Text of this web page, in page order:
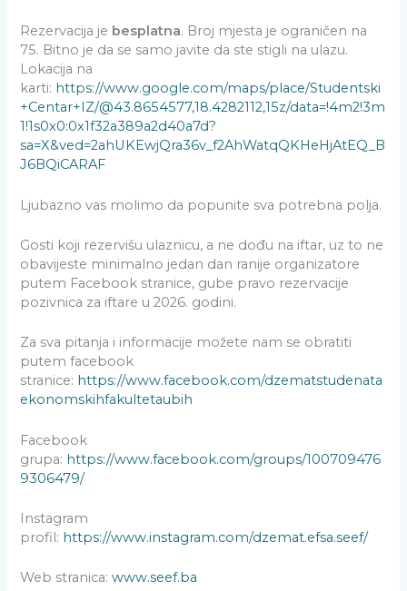
Rezervacija je besplatna. Broj mjesta je ograničen na
75. Bitno je da se samo javite da ste stigli na ulazu.
Lokacija na
karti: https://www.google.com/maps/place/Studentski
+Centar+IZ/@43.8654577,18.4282112,15z/data=!4m2!3m
1!1s0x0:0x1f32a389a2d40a7d?
sa=X&ved=2ahUKEwjQra36v_f2AhWatqQKHeHjAtEQ_B
J6BQiCARAF
Ljubazno vas molimo da popunite sva potrebna polja.
Gosti koji rezervišu ulaznicu, a ne dođu na iftar, uz to ne
obavijeste minimalno jedan dan ranije organizatore
putem Facebook stranice, gube pravo rezervacije
pozivnica za iftare u 2026. godini.
Za sva pitanja i informacije možete nam se obratiti
putem facebook
stranice: https://www.facebook.com/dzematstudenata
ekonomskihfakultetaubih
Facebook
grupa: https://www.facebook.com/groups/100709476
9306479/
Instagram
profil: https://www.instagram.com/dzemat.efsa.seef/
Web stranica:www.seef.ba